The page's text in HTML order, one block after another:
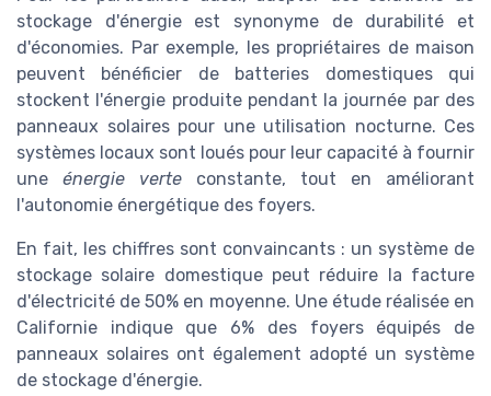
stockage d'énergie est synonyme de durabilité et
d'économies. Par exemple, les propriétaires de maison
peuvent bénéficier de batteries domestiques qui
stockent l'énergie produite pendant la journée par des
panneaux solaires pour une utilisation nocturne. Ces
systèmes locaux sont loués pour leur capacité à fournir
une énergie verte constante, tout en améliorant
l'autonomie énergétique des foyers.
En fait, les chiffres sont convaincants : un système de
stockage solaire domestique peut réduire la facture
d'électricité de 50% en moyenne. Une étude réalisée en
Californie indique que 6% des foyers équipés de
panneaux solaires ont également adopté un système
de stockage d'énergie.